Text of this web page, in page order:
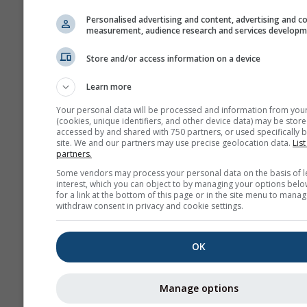
Megjelenés
Napok
Háttér
Háttérképpel
Nincs háttér: Sötét
Nincs háttér: Világos
További időjárási adatok
Personalised advertising and content, advertising and
measurement, audience research and services
Store and/or access information on a device
Learn more
Your personal data will be processed and information from
(cookies, unique identifiers, and other device data) may be
accessed by and shared with 750 partners, or used specifically
site. We and our partners may use precise geolocation data.
partners.
Some vendors may process your personal data on the basis of
interest, which you can object to by managing your options
for a link at the bottom of this page or in the site menu to
withdraw consent in privacy and cookie settings.
OK
Manage options